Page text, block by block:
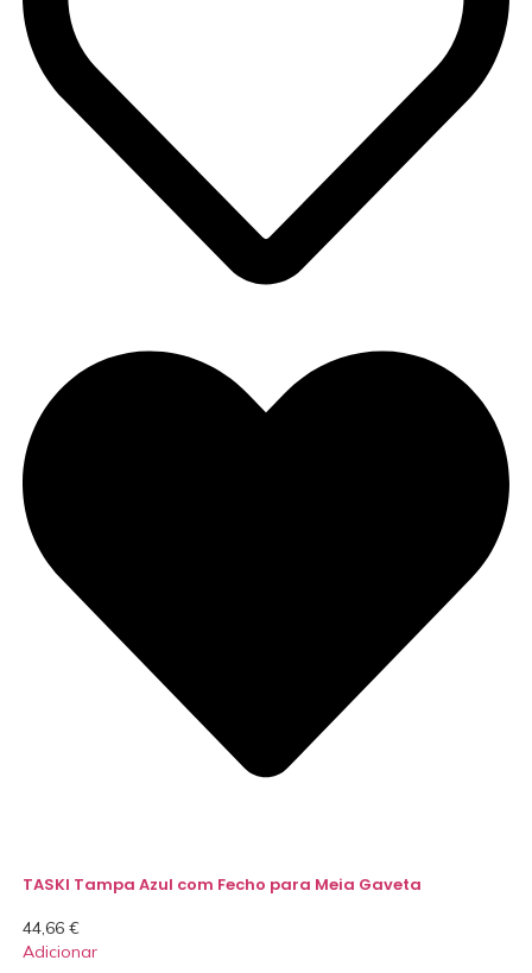
TASKI Tampa Azul com Fecho para Meia Gaveta
44,66 €
Adicionar